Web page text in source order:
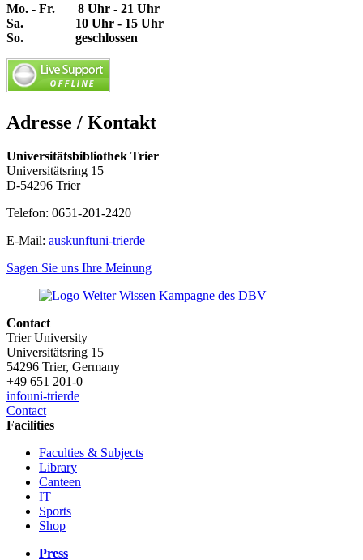
Mo. - Fr. 8 Uhr - 21 Uhr
Sa. 10 Uhr - 15 Uhr
So. geschlossen
Adresse / Kontakt
Universitätsbibliothek Trier
Universitätsring 15
D-54296 Trier
Telefon: 0651-201-2420
E-Mail: auskunftuni-trierde
Sagen Sie uns Ihre Meinung
Contact
Trier University
Universitätsring 15
54296 Trier, Germany
+49 651 201-0
infouni-trierde
Contact
Facilities
Faculties & Subjects
Library
Canteen
IT
Sports
Shop
Press